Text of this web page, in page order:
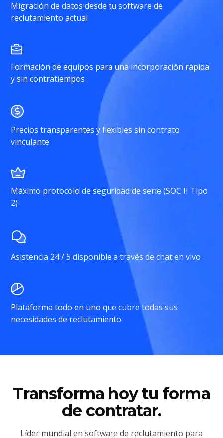
Migración de datos desde tu software de
reclutamiento actual
Formación de equipos para una incorporación rápida
y sin contratiempos
Precios transparentes y flexibles sin contrato
vinculante
Máximo protocolo de seguridad de serie (SOC II Tipo
2)
Asistencia 24 / 5 disponible a través de chat en vivo
Plataforma todo en uno que cubre todas sus
necesidades de reclutamiento
Transforma hoy tu forma
de contratar.
Líder mundial en software de reclutamiento para